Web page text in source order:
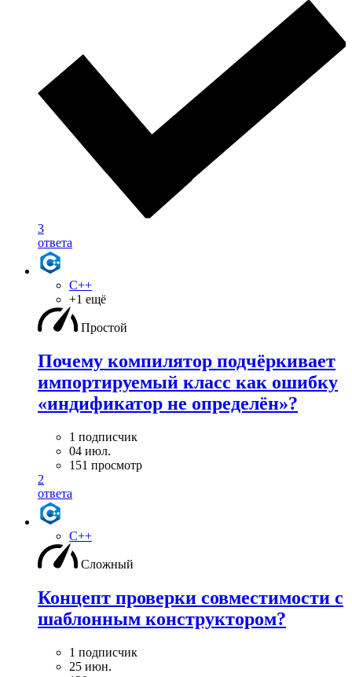
3
ответа
C++
+1 ещё
Простой
Почему компилятор подчёркивает
импортируемый класс как ошибку
«индификатор не определён»?
1 подписчик
04 июл.
151 просмотр
2
ответа
C++
Сложный
Концепт проверки совместимости с
шаблонным конструктором?
1 подписчик
25 июн.